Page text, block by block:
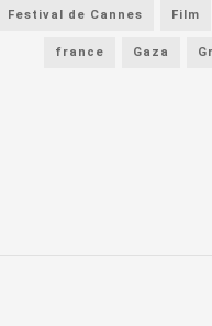
Festival de Cannes Film
france Gaza